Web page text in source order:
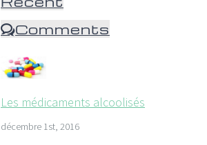
Comments
Les médicaments alcoolisés
décembre 1st, 2016